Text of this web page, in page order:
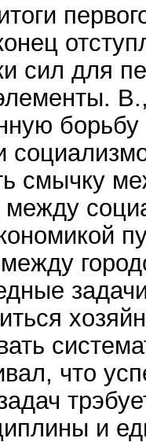
сил для
смычку
между
между
что
и